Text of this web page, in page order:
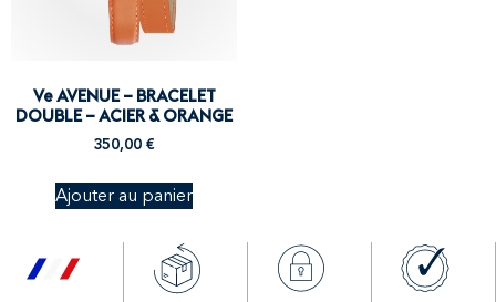
Ve AVENUE – BRACELET
DOUBLE – ACIER & ORANGE
350,00 €
Ajouter au panier